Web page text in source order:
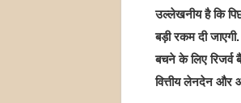
उल्लेखनीय है कि
बड़ी रकम दी
बचने के लिए
वित्तीय लेनदेन और